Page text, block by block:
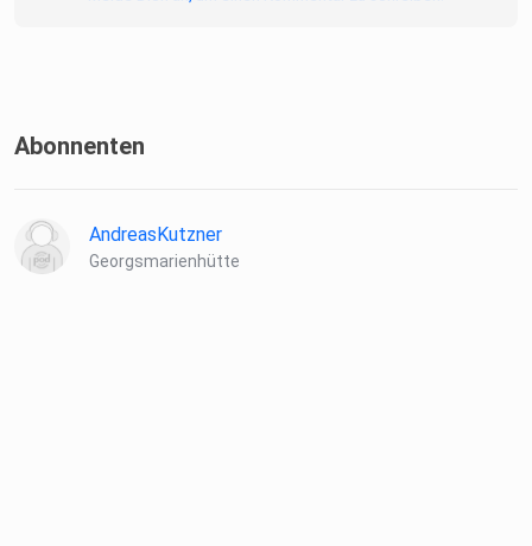
Abonnenten
AndreasKutzner
Georgsmarienhütte